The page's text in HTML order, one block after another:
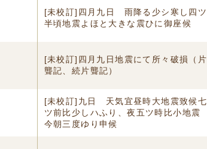
[未校訂]四月九日 雨降る少シ寒し四ツ
半頃地震よほと大きな震ひに御座候
[未校訂]四月九日地震にて所々破損（片
聾記、続片聾記）
[未校訂]九日 天気宜昼時大地震致候七
ツ前比少しハふり、夜五ツ時比小地震
今朝三度ゆり申候